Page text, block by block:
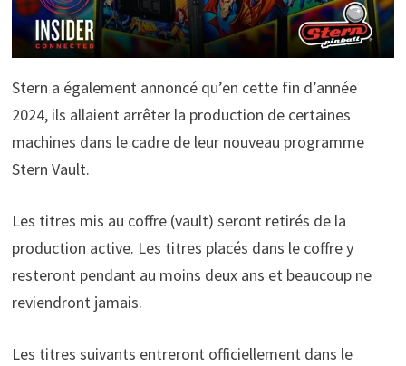
Stern a également annoncé qu’en cette fin d’année
2024, ils allaient arrêter la production de certaines
machines dans le cadre de leur nouveau programme
Stern Vault.
Les titres mis au coffre (vault) seront retirés de la
production active. Les titres placés dans le coffre y
resteront pendant au moins deux ans et beaucoup ne
reviendront jamais.
Les titres suivants entreront officiellement dans le